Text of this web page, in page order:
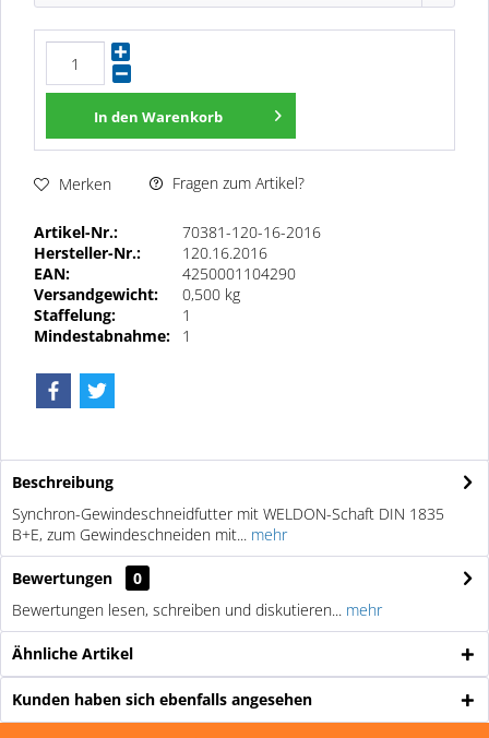
In den Warenkorb
Merken Fragen zum Artikel?
Artikel-Nr.:
70381-120-16-2016
Hersteller-Nr.:
120.16.2016
EAN:
4250001104290
Versandgewicht:
0,500 kg
Staffelung:
1
Mindestabnahme:
1
Beschreibung
Synchron-Gewindeschneidfutter mit WELDON-Schaft DIN 1835
B+E, zum Gewindeschneiden mit... mehr
Bewertungen
0
Bewertungen lesen, schreiben und diskutieren... mehr
Ähnliche Artikel
Kunden haben sich ebenfalls angesehen